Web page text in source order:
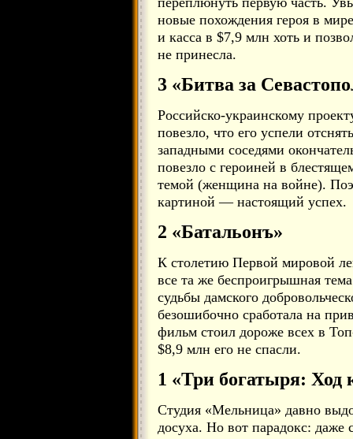
новые похождения героя в
и касса в $7,9 млн хоть и
не принесла.
3 «Битва за
Российско-украинскому
повезло, что его успели
западными соседями
повезло с героиней в
темой (женщина на войне).
картиной — настоящий успех.
2 «Батальонъ»
К столетию Первой мировой
все та же беспроигрышная
судьбы дамского
безошибочно сработала на
фильм стоил дороже всех в
$8,9 млн его не спасли.
1 «Три богатыря: Ход
Студия «Мельница» давно
досуха. Но вот парадокс: